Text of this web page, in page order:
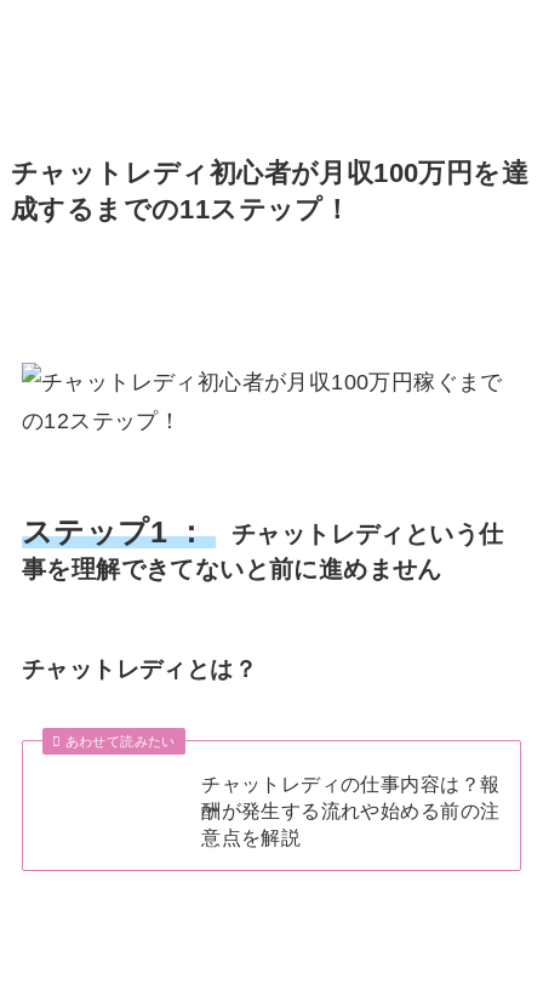
チャットレディ初心者が月収100万円を達
成するまでの11ステップ！
ステップ1 ：
チャットレディという仕
事を理解できてないと前に進めません
チャットレディとは？
あわせて読みたい
チャットレディの仕事内容は？報
酬が発生する流れや始める前の注
意点を解説